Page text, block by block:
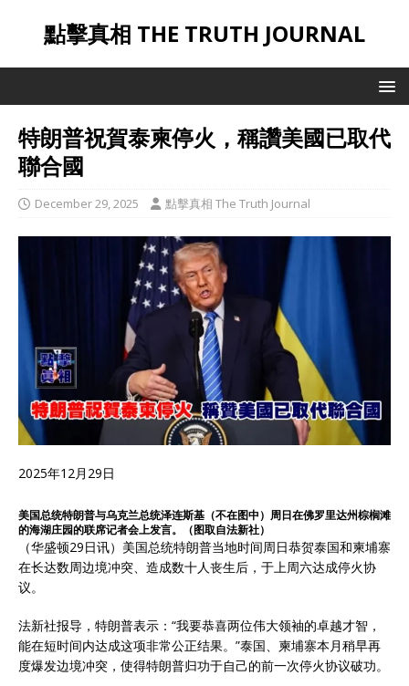
點擊真相 THE TRUTH JOURNAL
特朗普祝賀泰柬停火，稱讚美國已取代
聯合國
December 29, 2025 點擊真相 The Truth Journal
2025年12月29日
美国总统特朗普与乌克兰总统泽连斯基（不在图中）周日在佛罗里达州棕榈滩
的海湖庄园的联席记者会上发言。（图取自法新社）
（华盛顿29日讯）美国总统特朗普当地时间周日恭贺泰国和柬埔寨
在长达数周边境冲突、造成数十人丧生后，于上周六达成停火协
议。
法新社报导，特朗普表示：“我要恭喜两位伟大领袖的卓越才智，
能在短时间内达成这项非常公正结果。”泰国、柬埔寨本月稍早再
度爆发边境冲突，使得特朗普归功于自己的前一次停火协议破功。